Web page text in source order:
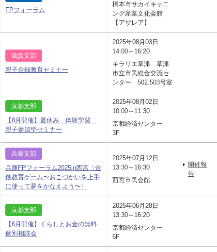
FPフォーラム
橋本市サカイキャニ
ング産業文化会館
【アザレア】
滋賀支部
親子金銭教育セミナー
2025年08月03日
14:00～16:20
キラリエ草津 草津
市立市民総合交流セ
ンター 502.503号室
京都支部
【8月開催】夏休み 体験学習
親子参加型セミナー
2025年08月02日
10:00～11:30
京都経済センター
3F
兵庫支部
兵庫FPフォーラム2025in西宮〈金
銭教育ゲーム〜おこづかいを上手
に使って夢をかなえよう〜〉
2025年07月12日
13:30～16:30
西宮市民会館
開催報
告
京都支部
【6月開催】くらしとお金の無料
個別相談会
2025年06月28日
13:30～16:20
京都経済センター
6F